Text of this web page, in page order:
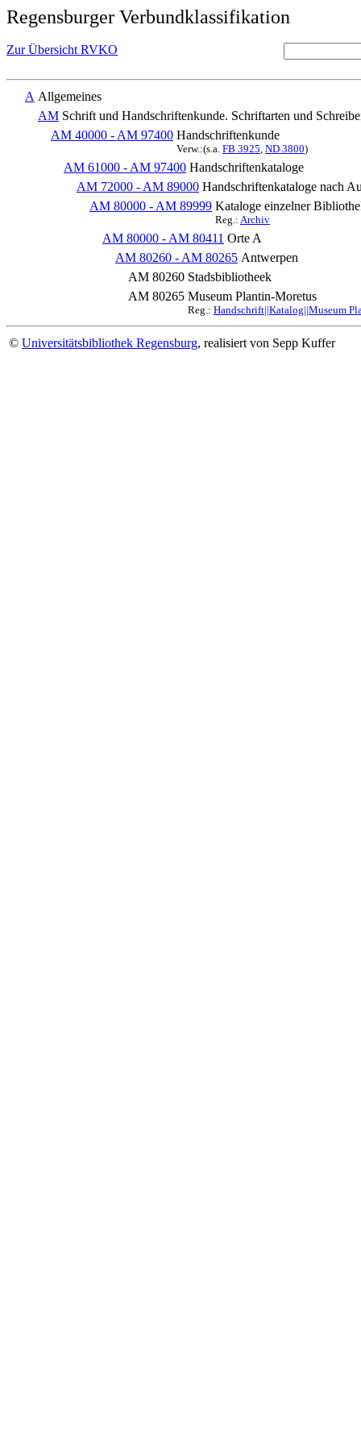
Regensburger Verbundklassifikation
Zur Übersicht RVKO
A Allgemeines
AM Schrift und Handschriftenkunde. Schriftarten und
AM 40000 - AM 97400 Handschriftenkunde
Verw.:(s.a. FB 3925, ND 3800)
AM 61000 - AM 97400 Handschriftenkataloge
AM 72000 - AM 89000 Handschriftenkataloge nach
AM 80000 - AM 89999 Kataloge einzelner
Reg.: Archiv
AM 80000 - AM 80411 Orte A
AM 80260 - AM 80265 Antwerpen
AM 80260 Stadsbibliotheek
AM 80265 Museum Plantin-Moretus
Reg.: Handschrift||Katalog||Museum
© Universitätsbibliothek Regensburg, realisiert von Sepp Kuffer